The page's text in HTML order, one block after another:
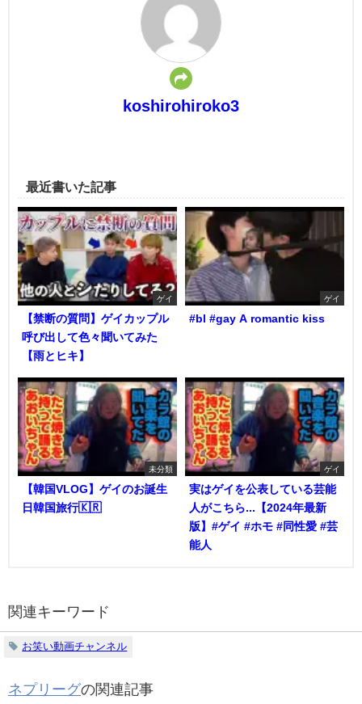
koshirohiroko3
最近書いた記事
ゲイ
【禁断の質問】ゲイカップル
呼び出して色々聞いてみた
【雨とヒキ】
ゲイ
#bl #gay A romantic kiss
未分類
【韓国VLOG】ゲイのお誕生
日韓国旅行🇰🇷
ゲイ
実はゲイを公表している芸能
人がこちら...【2024年最新
版】#ゲイ #ホモ #同性愛 #芸
能人
関連キーワード
お笑い動画チャンネル
ネプリーグの関連記事